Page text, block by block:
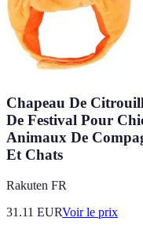
Chapeau De
De Festival Pour
Animaux De
Et Chats
Rakuten FR
31.11 EURVoir le prix